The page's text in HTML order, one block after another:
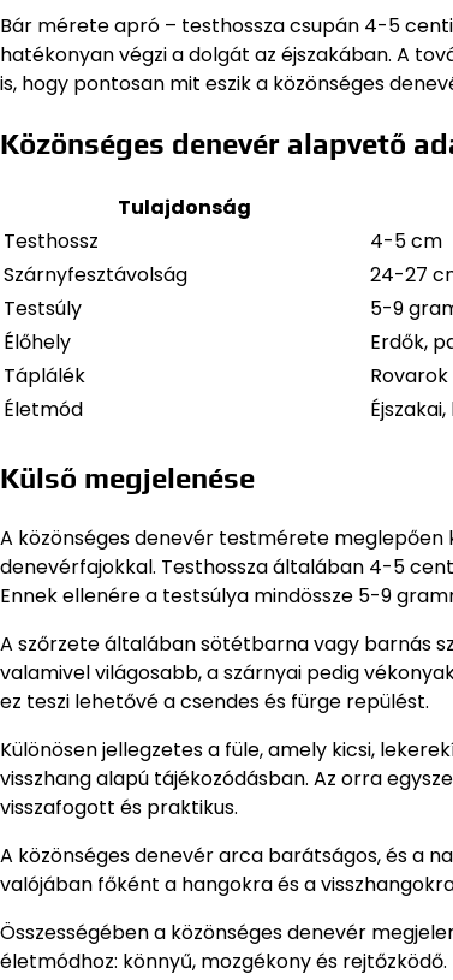
Bár mérete apró – testhossza csupán 4-5
hatékonyan végzi a dolgát az éjszakában. A
is, hogy pontosan mit eszik a közönséges
Közönséges denevér alapvető
Tulajdonság
Testhossz
4-5 cm
Szárnyfesztávolság
24-27
Testsúly
5-9
Élőhely
Erdők,
Táplálék
Életmód
Külső megjelenése
A közönséges denevér testmérete
denevérfajokkal. Testhossza általában 4-5
Ennek ellenére a testsúlya mindössze 5-9
A szőrzete általában sötétbarna vagy barnás
valamivel világosabb, a szárnyai pedig
ez teszi lehetővé a csendes és fürge repülést.
Különösen jellegzetes a füle, amely kicsi,
visszhang alapú tájékozódásban. Az orra
visszafogott és praktikus.
A közönséges denevér arca barátságos, és a
valójában főként a hangokra és a
Összességében a közönséges denevér
életmódhoz: könnyű, mozgékony és rejtőzködő.